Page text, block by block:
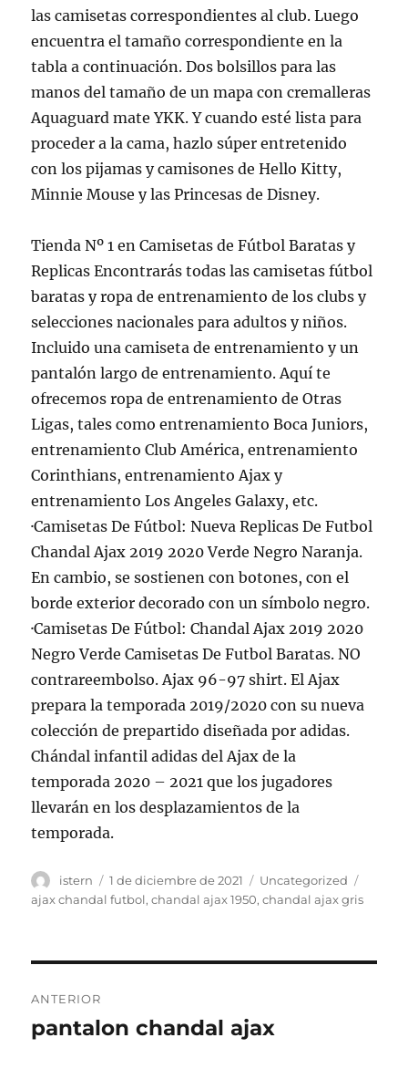
las camisetas correspondientes al club. Luego
encuentra el tamaño correspondiente en la
tabla a continuación. Dos bolsillos para las
manos del tamaño de un mapa con cremalleras
Aquaguard mate YKK. Y cuando esté lista para
proceder a la cama, hazlo súper entretenido
con los pijamas y camisones de Hello Kitty,
Minnie Mouse y las Princesas de Disney.
Tienda Nº 1 en Camisetas de Fútbol Baratas y
Replicas Encontrarás todas las camisetas fútbol
baratas y ropa de entrenamiento de los clubs y
selecciones nacionales para adultos y niños.
Incluido una camiseta de entrenamiento y un
pantalón largo de entrenamiento. Aquí te
ofrecemos ropa de entrenamiento de Otras
Ligas, tales como entrenamiento Boca Juniors,
entrenamiento Club América, entrenamiento
Corinthians, entrenamiento Ajax y
entrenamiento Los Angeles Galaxy, etc.
·Camisetas De Fútbol: Nueva Replicas De Futbol
Chandal Ajax 2019 2020 Verde Negro Naranja.
En cambio, se sostienen con botones, con el
borde exterior decorado con un símbolo negro.
·Camisetas De Fútbol: Chandal Ajax 2019 2020
Negro Verde Camisetas De Futbol Baratas. NO
contrareembolso. Ajax 96-97 shirt. El Ajax
prepara la temporada 2019/2020 con su nueva
colección de prepartido diseñada por adidas.
Chándal infantil adidas del Ajax de la
temporada 2020 – 2021 que los jugadores
llevarán en los desplazamientos de la
temporada.
Autor
istern
Publicado
el
1 de diciembre de 2021 Categorías
Uncategorized
ajax chandal futbol,chandal ajax 1950,chandal ajax gris
de
ANTERIOR
Entrada
pantalon chandal ajax